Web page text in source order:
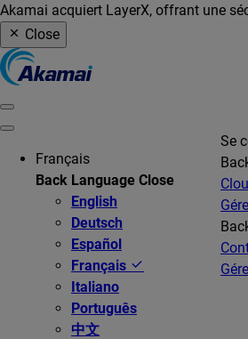
Akamai acquiert LayerX, offrant une
Close
Français
Back Language Close
English
Deutsch
Español
Français
Italiano
Português
中文
Se